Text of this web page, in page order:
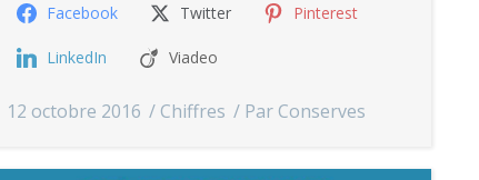
Facebook Twitter Pinterest
LinkedIn Viadeo
12 octobre 2016 Chiffres Par Conserves